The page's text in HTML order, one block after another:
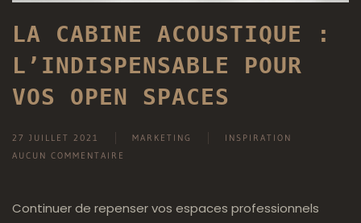
LA CABINE ACOUSTIQUE :
L’INDISPENSABLE POUR
VOS OPEN SPACES
27 JUILLET 2021 MARKETING
INSPIRATION
AUCUN COMMENTAIRE
ACOUSTIQUE
Continuer de repenser vos espaces professionnels